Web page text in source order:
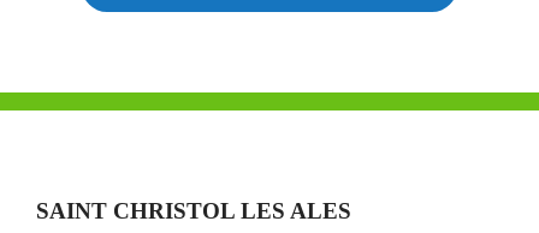
SAINT CHRISTOL LES ALES